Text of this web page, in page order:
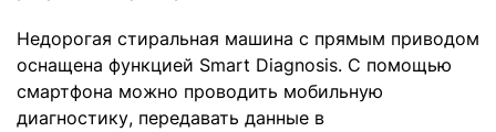
Недорогая стиральная машина с прямым приводом
оснащена функцией Smart Diagnosis. С помощью
смартфона можно проводить мобильную
диагностику, передавать данные в